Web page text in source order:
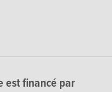
est financé par